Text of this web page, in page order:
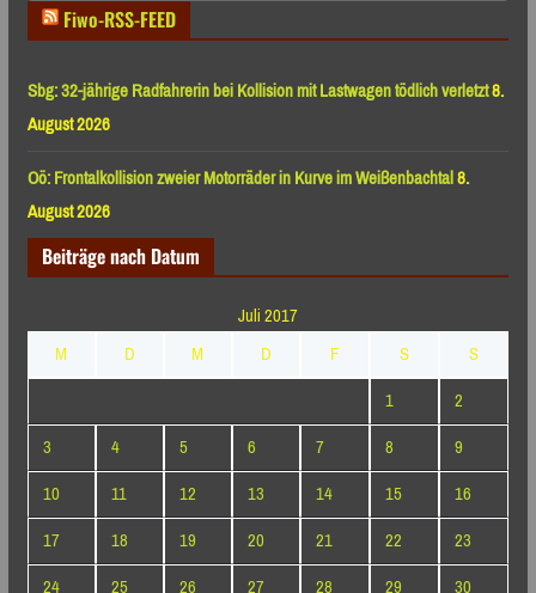
Fiwo-RSS-FEED
Sbg: 32-jährige Radfahrerin bei Kollision mit Lastwagen tödlich verletzt8.
August 2026
Oö: Frontalkollision zweier Motorräder in Kurve im Weißenbachtal8.
August 2026
Beiträge nach Datum
Juli 2017
M
D M D F S
S
1
2
3
4 5 6 7 8
9
10
11 12 13 14 15
16
17
18 19 20 21 22
23